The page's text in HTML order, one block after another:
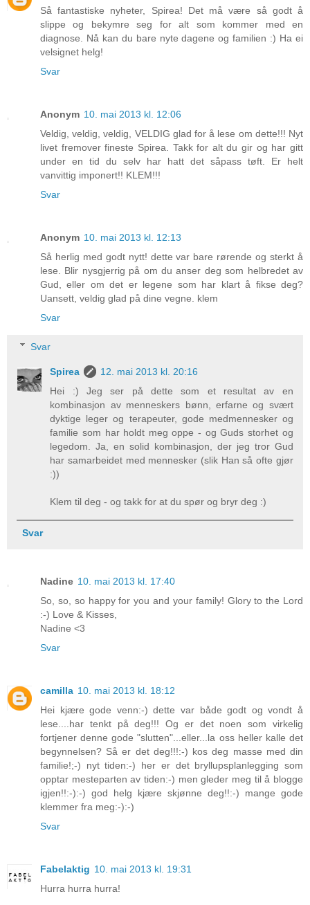
Så fantastiske nyheter, Spirea! Det må være så godt å
slippe og bekymre seg for alt som kommer med en
diagnose. Nå kan du bare nyte dagene og familien :) Ha ei
velsignet helg!
Svar
Anonym 10. mai 2013 kl. 12:06
Veldig, veldig, veldig, VELDIG glad for å lese om dette!!! Nyt
livet fremover fineste Spirea. Takk for alt du gir og har gitt
under en tid du selv har hatt det såpass tøft. Er helt
vanvittig imponert!! KLEM!!!
Svar
Anonym 10. mai 2013 kl. 12:13
Så herlig med godt nytt! dette var bare rørende og sterkt å
lese. Blir nysgjerrig på om du anser deg som helbredet av
Gud, eller om det er legene som har klart å fikse deg?
Uansett, veldig glad på dine vegne. klem
Svar
Svar
Spirea
12. mai 2013 kl. 20:16
Hei :) Jeg ser på dette som et resultat av en
kombinasjon av menneskers bønn, erfarne og svært
dyktige leger og terapeuter, gode medmennesker og
familie som har holdt meg oppe - og Guds storhet og
legedom. Ja, en solid kombinasjon, der jeg tror Gud
har samarbeidet med mennesker (slik Han så ofte gjør
:))
Klem til deg - og takk for at du spør og bryr deg :)
Svar
Nadine 10. mai 2013 kl. 17:40
So, so, so happy for you and your family! Glory to the Lord
:-) Love & Kisses,
Nadine <3
Svar
camilla 10. mai 2013 kl. 18:12
Hei kjære gode venn:-) dette var både godt og vondt å
lese....har tenkt på deg!!! Og er det noen som virkelig
fortjener denne gode "slutten"...eller...la oss heller kalle det
begynnelsen? Så er det deg!!!:-) kos deg masse med din
familie!;-) nyt tiden:-) her er det bryllupsplanlegging som
opptar mesteparten av tiden:-) men gleder meg til å blogge
igjen!!:-):-) god helg kjære skjønne deg!!:-) mange gode
klemmer fra meg:-):-)
Svar
Fabelaktig 10. mai 2013 kl. 19:31
Hurra hurra hurra!